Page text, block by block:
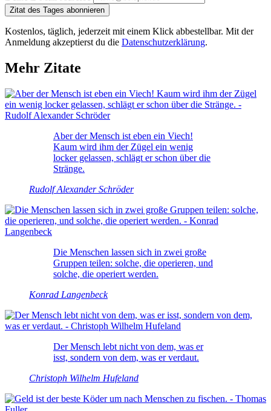
Zitat des Tages abonnieren
Kostenlos, täglich, jederzeit mit einem Klick abbestellbar. Mit der
Anmeldung akzeptierst du die Datenschutzerklärung.
Mehr Zitate
Aber der Mensch ist eben ein Viech!
Kaum wird ihm der Zügel ein wenig
locker gelassen, schlägt er schon über die
Stränge.
Rudolf Alexander Schröder
Die Menschen lassen sich in zwei große
Gruppen teilen: solche, die operieren, und
solche, die operiert werden.
Konrad Langenbeck
Der Mensch lebt nicht von dem, was er
isst, sondern von dem, was er verdaut.
Christoph Wilhelm Hufeland